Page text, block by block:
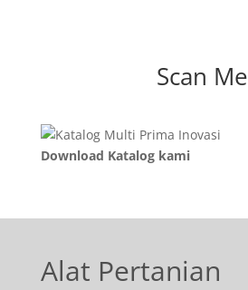
Scan Me
Download Katalog kami
Alat Pertanian